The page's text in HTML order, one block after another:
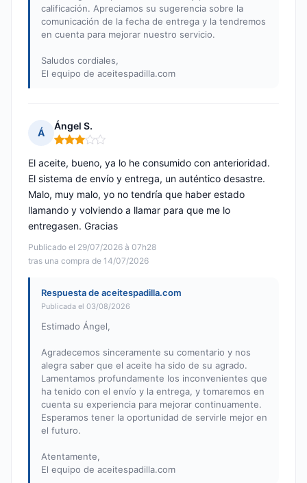
calificación. Apreciamos su sugerencia sobre la
comunicación de la fecha de entrega y la tendremos
en cuenta para mejorar nuestro servicio.
Saludos cordiales,
El equipo de aceitespadilla.com
Á
Ángel S.
Nota: 3 de 5
Publicado el 29/07/2026 à 07h28
tras una compra de 14/07/2026
El aceite, bueno, ya lo he consumido con anterioridad.
El sistema de envío y entrega, un auténtico desastre.
Malo, muy malo, yo no tendría que haber estado
llamando y volviendo a llamar para que me lo
entregasen. Gracias
Respuesta de aceitespadilla.com
Publicada el 03/08/2026
Estimado Ángel,
Agradecemos sinceramente su comentario y nos
alegra saber que el aceite ha sido de su agrado.
Lamentamos profundamente los inconvenientes que
ha tenido con el envío y la entrega, y tomaremos en
cuenta su experiencia para mejorar continuamente.
Esperamos tener la oportunidad de servirle mejor en
el futuro.
Atentamente,
El equipo de aceitespadilla.com